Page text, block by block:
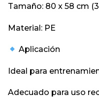
Tamaño: 80 x 58 cm
Material: PE
Aplicación
Ideal para
Adecuado para uso